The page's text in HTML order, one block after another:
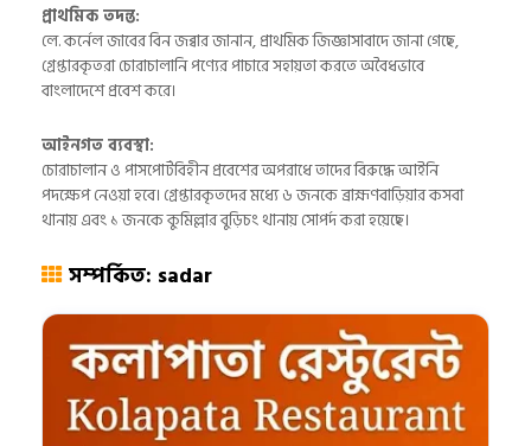
প্রাথমিক তদন্ত:
লে. কর্নেল জাবের বিন জব্বার জানান, প্রাথমিক জিজ্ঞাসাবাদে জানা গেছে,
গ্রেপ্তারকৃতরা চোরাচালানি পণ্যের পাচারে সহায়তা করতে অবৈধভাবে
বাংলাদেশে প্রবেশ করে।
আইনগত ব্যবস্থা:
চোরাচালান ও পাসপোর্টবিহীন প্রবেশের অপরাধে তাদের বিরুদ্ধে আইনি
পদক্ষেপ নেওয়া হবে। গ্রেপ্তারকৃতদের মধ্যে ৬ জনকে ব্রাহ্মণবাড়িয়ার কসবা
থানায় এবং ১ জনকে কুমিল্লার বুড়িচং থানায় সোপর্দ করা হয়েছে।
সম্পর্কিত: sadar